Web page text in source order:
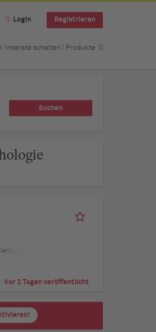
Login Registrieren
Inserate schalten | Produkte
Leipzig (Sachsen)
Vor 2 Tagen veröffentlicht